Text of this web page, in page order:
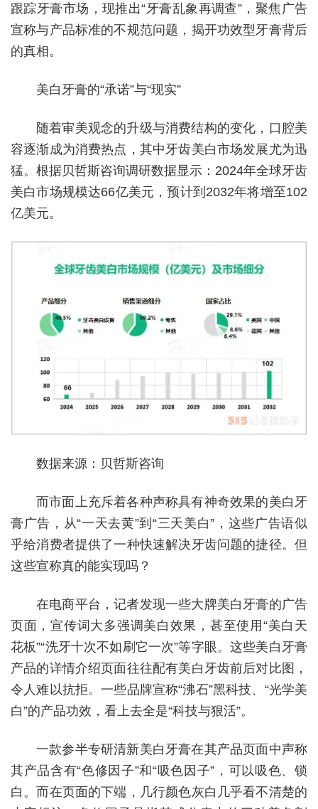
跟踪牙膏市场，现推出“牙膏乱象再调查”，聚焦广告
宣称与产品标准的不规范问题，揭开功效型牙膏背后
的真相。
美白牙膏的“承诺”与“现实”
随着审美观念的升级与消费结构的变化，口腔美
容逐渐成为消费热点，其中牙齿美白市场发展尤为迅
猛。根据贝哲斯咨询调研数据显示：2024年全球牙齿
美白市场规模达66亿美元，预计到2032年将增至102
亿美元。
数据来源：贝哲斯咨询
而市面上充斥着各种声称具有神奇效果的美白牙
膏广告，从“一天去黄”到“三天美白”，这些广告语似
乎给消费者提供了一种快速解决牙齿问题的捷径。但
这些宣称真的能实现吗？
在电商平台，记者发现一些大牌美白牙膏的广告
页面，宣传词大多强调美白效果，甚至使用“美白天
花板”“洗牙十次不如刷它一次”等字眼。这些美白牙膏
产品的详情介绍页面往往配有美白牙齿前后对比图，
令人难以抗拒。一些品牌宣称“沸石”黑科技、“光学美
白”的产品功效，看上去全是“科技与狠活”。
一款参半专研清新美白牙膏在其产品页面中声称
其产品含有“色修因子”和“吸色因子”，可以吸色、锁
白。而在页面的下端，几行颜色灰白几乎看不清楚的